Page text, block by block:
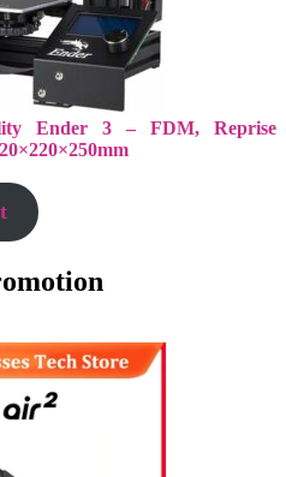
Ender 3 – FDM, Reprise